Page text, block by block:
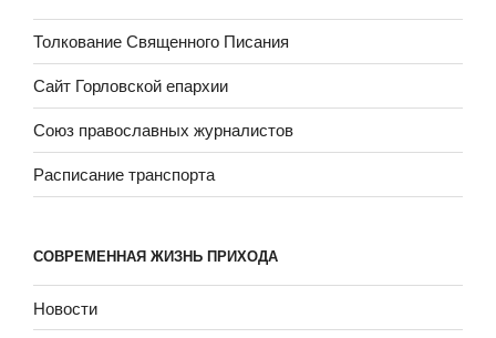
Толкование Священного Писания
Сайт Горловской епархии
Союз православных журналистов
Расписание транспорта
СОВРЕМЕННАЯ ЖИЗНЬ ПРИХОДА
Новости